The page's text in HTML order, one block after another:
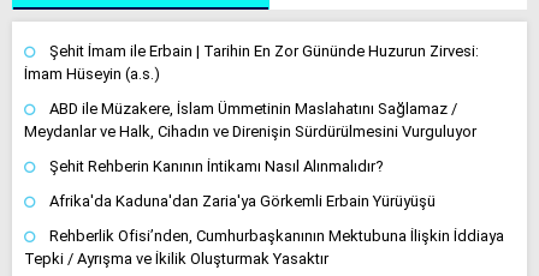
Şehit İmam ile Erbain | Tarihin En Zor Gününde Huzurun Zirvesi:
İmam Hüseyin (a.s.)
ABD ile Müzakere, İslam Ümmetinin Maslahatını Sağlamaz /
Meydanlar ve Halk, Cihadın ve Direnişin Sürdürülmesini Vurguluyor
Şehit Rehberin Kanının İntikamı Nasıl Alınmalıdır?
Afrika'da Kaduna'dan Zaria'ya Görkemli Erbain Yürüyüşü
Rehberlik Ofisi’nden, Cumhurbaşkanının Mektubuna İlişkin İddiaya
Tepki / Ayrışma ve İkilik Oluşturmak Yasaktır